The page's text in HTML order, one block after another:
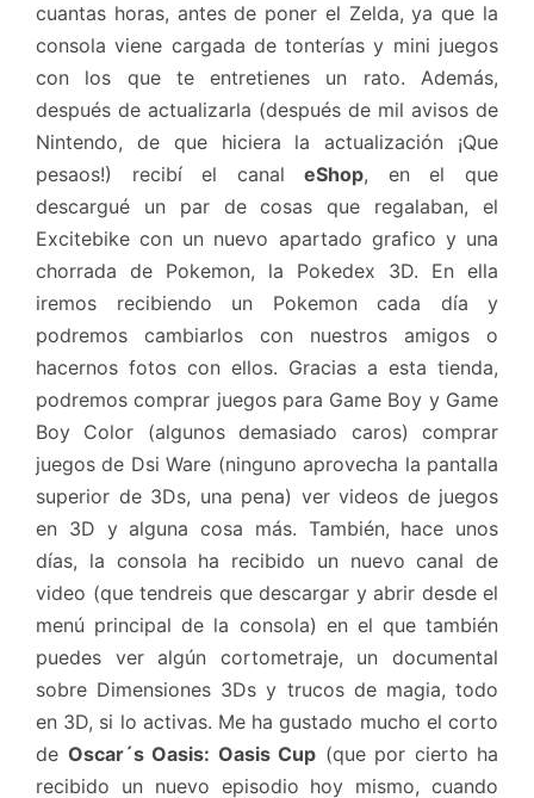
cuantas horas, antes de poner el Zelda, ya que la
consola viene cargada de tonterías y mini juegos
con los que te entretienes un rato. Además,
después de actualizarla (después de mil avisos de
Nintendo, de que hiciera la actualización ¡Que
pesaos!) recibí el canaleShop, en el que
descargué un par de cosas que regalaban, el
Excitebike con un nuevo apartado grafico y una
chorrada de Pokemon, la Pokedex 3D. En ella
iremos recibiendo un Pokemon cada día y
podremos cambiarlos con nuestros amigos o
hacernos fotos con ellos. Gracias a esta tienda,
podremos comprar juegos para Game Boy y Game
Boy Color (algunos demasiado caros) comprar
juegos de Dsi Ware (ninguno aprovecha la pantalla
superior de 3Ds, una pena) ver videos de juegos
en 3D y alguna cosa más. También, hace unos
días, la consola ha recibido un nuevo canal de
video (que tendreis que descargar y abrir desde el
menú principal de la consola) en el que también
puedes ver algún cortometraje, un documental
sobre Dimensiones 3Ds y trucos de magia, todo
en 3D, si lo activas. Me ha gustado mucho el corto
de Oscar´s Oasis: Oasis Cup (que por cierto ha
recibido un nuevo episodio hoy mismo, cuando